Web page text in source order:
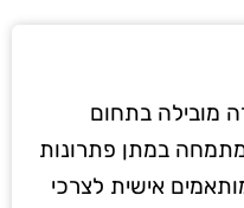
מובילה בתחום
במתן פתרונות
אישית לצרכי